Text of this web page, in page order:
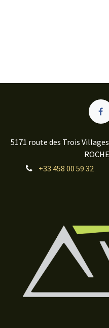
5171 route des Trois Villages
+33 458 00 59 32